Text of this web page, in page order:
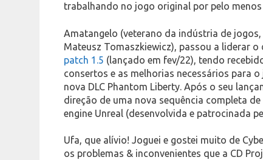
trabalhando no jogo original por pelo
Amatangelo (veterano da indústria de
Mateusz Tomaszkiewicz), passou a liderar
patch 1.5 (lançado em fev/22), tendo
consertos e as melhorias necessários para
nova DLC Phantom Liberty. Após o seu
direção de uma nova sequência completa
engine Unreal (desenvolvida e patrocinada
Ufa, que alívio! Joguei e gostei muito de
os problemas & inconvenientes que a CD